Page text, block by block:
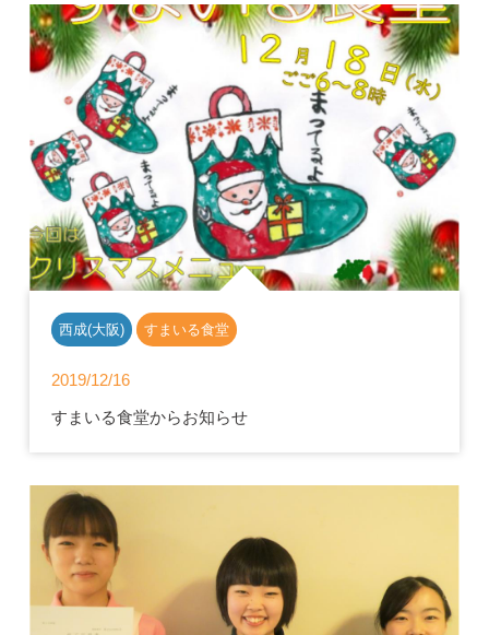
西成(大阪) すまいる食堂
2019/12/16
すまいる食堂からお知らせ